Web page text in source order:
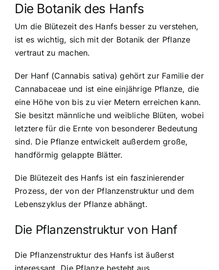
Die Botanik des Hanfs
Um die Blütezeit des Hanfs besser zu verstehen,
ist es wichtig, sich mit der Botanik der Pflanze
vertraut zu machen.
Der Hanf (Cannabis sativa) gehört zur Familie der
Cannabaceae und ist eine einjährige Pflanze, die
eine Höhe von bis zu vier Metern erreichen kann.
Sie besitzt männliche und weibliche Blüten, wobei
letztere für die Ernte von besonderer Bedeutung
sind. Die Pflanze entwickelt außerdem große,
handförmig gelappte Blätter.
Die Blütezeit des Hanfs ist ein faszinierender
Prozess, der von der Pflanzenstruktur und dem
Lebenszyklus der Pflanze abhängt.
Die Pflanzenstruktur von Hanf
Die Pflanzenstruktur des Hanfs ist äußerst